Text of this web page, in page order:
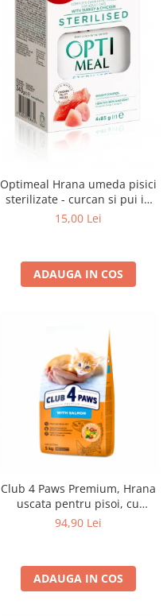
Optimeal Hrana umeda pisici
sterilizate - curcan si pui in
sos, set 3+1, 4*0,085kg
15,00 Lei
ADAUGA IN COS
Club 4 Paws Premium, Hrana
uscata pentru pisoi, cu
somon, 5kg
94,90 Lei
ADAUGA IN COS